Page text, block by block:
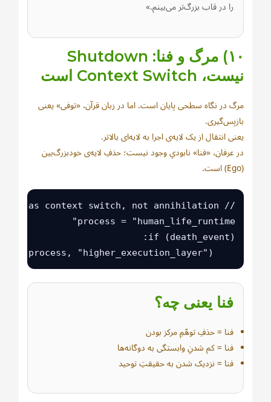
را در قاب بزرگ‌تر می‌بینم.»
۱۰) مرگ و فنا: Shutdown
نیست، Context Switch است
مرگ در نگاه سطحی پایان است. اما در زبان قرآن، «توفی» یعنی
بازپس‌گیری.
یعنی انتقال از یک لایه‌ی اجرا به لایه‌ای بالاتر.
در عرفان، «فنا» نابودیِ وجود نیست؛ حذفِ لایه‌ی خودبزرگ‌بین
(Ego) است.
فنا یعنی چه؟
فنا = حذفِ توهّمِ مرکز بودن
فنا = کم شدنِ وابستگی به دوگانه‌ها
فنا = نزدیک شدن به حقیقتِ توحید